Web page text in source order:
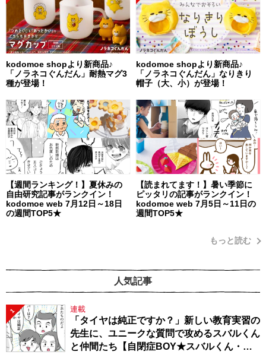
kodomoe shopより新商品♪
「ノラネコぐんだん」耐熱マグ3
種が登場！
kodomoe shopより新商品♪
「ノラネコぐんだん」なりきり
帽子（大、小）が登場！
【週間ランキング！】夏休みの
自由研究記事がランクイン！
kodomoe web 7月12日～18日
の週間TOP5★
【読まれてます！】暑い季節に
ピッタリの記事がランクイン！
kodomoe web 7月5日～11日の
週間TOP5★
もっと読む
人気記事
1 連載
「タイヤは純正ですか？」新しい教育実習の
先生に、ユニークな質問で攻めるスバルくん
と仲間たち【自閉症BOY★スバルくん・